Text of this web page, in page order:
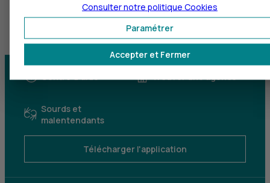
Sourds et
malentendants
Télécharger l'application
Accepter et Fermer
Paramétrer
Consulter notre politique Cookies